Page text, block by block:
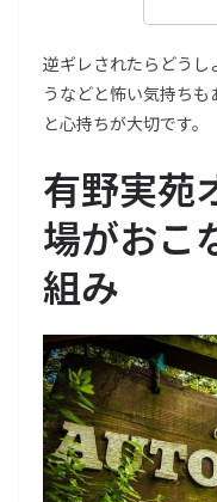
逆ギレされたらどうし
うなどと怖い気持ち
と心持ちが大切です。
有野実苑
場がおこ
組み